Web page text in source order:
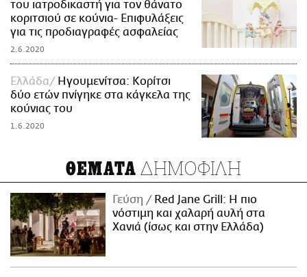
του ιατροδικαστή για τον θάνατο
κοριτσιού σε κούνια- Επιφυλάξεις
για τις προδιαγραφές ασφαλείας
2.6.2020
Ελλάδα
Ηγουμενίτσα: Κορίτσι
δύο ετών πνίγηκε στα κάγκελα της
κούνιας του
1.6.2020
ΘΕΜΑΤΑ ΔΗΜΟΦΙΛΗ
Γεύση
Red Jane Grill: Η πιο
νόστιμη και χαλαρή αυλή στα
Χανιά (ίσως και στην Ελλάδα)